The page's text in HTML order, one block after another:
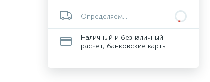
Определяем...
Наличный и безналичный
расчет, банковские карты